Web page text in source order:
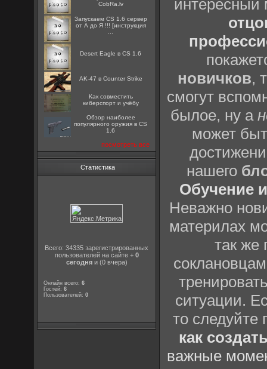
CobRa.lv
Запускаем CS 1.6 сервер
от А до Я !!! [инструкция
Desert Eagle в CS 1.6
AK-47 в Counter Strike
Как совместить
киберспорт и учёбу
Обзор наиболее
популярного оружия в CS
1.6
посмотреть все
Статистика
Всего: 34335 зарегистрированных
пользователей на сайте + 0
сегодняи (0 вчера)
Онлайн всего:6
Гостей:6
Пользователей:0
интересный
новичков,
смогут
былое, ну а
может
нашего
Обучение
Неважно
материлах
так же
ситуации.
то
как
важные